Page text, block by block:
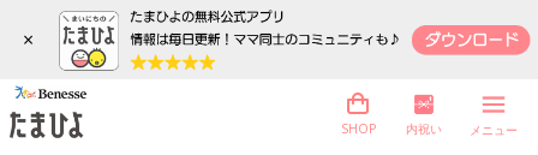
×
SHOP 内祝い メニュー